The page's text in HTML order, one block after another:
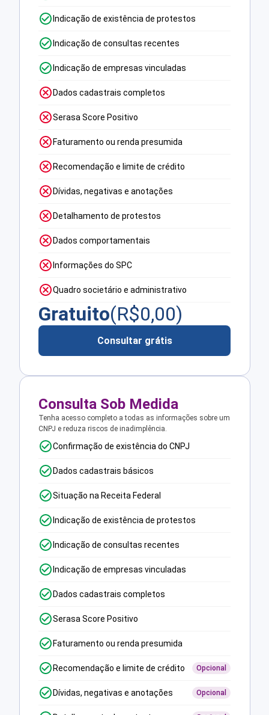
Indicação de existência de protestos
Indicação de consultas recentes
Indicação de empresas vinculadas
Dados cadastrais completos
Serasa Score Positivo
Faturamento ou renda presumida
Recomendação e limite de crédito
Dívidas, negativas e anotações
Detalhamento de protestos
Dados comportamentais
Informações do SPC
Quadro societário e administrativo
Gratuito(R$0,00)
Consultar grátis
Consulta Sob Medida
Tenha acesso completo a todas as informações sobre um
CNPJ e reduza riscos de inadimplência.
Confirmação de existência do CNPJ
Dados cadastrais básicos
Situação na Receita Federal
Indicação de existência de protestos
Indicação de consultas recentes
Indicação de empresas vinculadas
Dados cadastrais completos
Serasa Score Positivo
Faturamento ou renda presumida
Recomendação e limite de crédito Opcional
Dívidas, negativas e anotações Opcional